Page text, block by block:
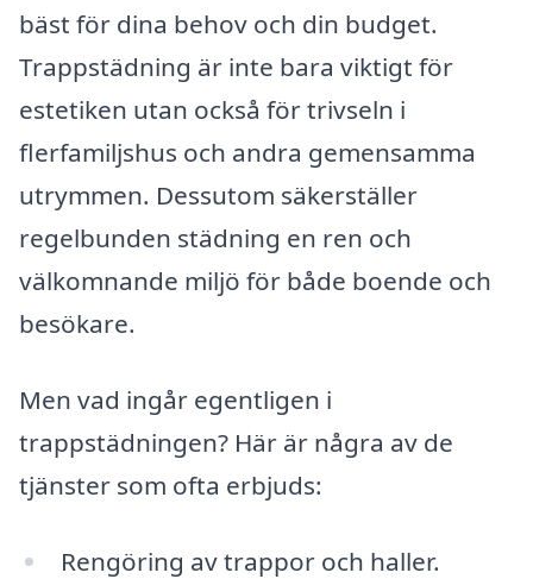
bäst för dina behov och din budget.
Trappstädning är inte bara viktigt för
estetiken utan också för trivseln i
flerfamiljshus och andra gemensamma
utrymmen. Dessutom säkerställer
regelbunden städning en ren och
välkomnande miljö för både boende och
besökare.
Men vad ingår egentligen i
trappstädningen? Här är några av de
tjänster som ofta erbjuds:
Rengöring av trappor och haller.